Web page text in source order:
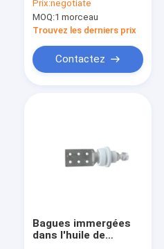
enduisant HT 0.7kg a
adapté aux besoins
du client
Prix:negotiate
MOQ:1 morceau
Trouvez les derniers prix
Contactez
Bagues immergées
dans l'huile de